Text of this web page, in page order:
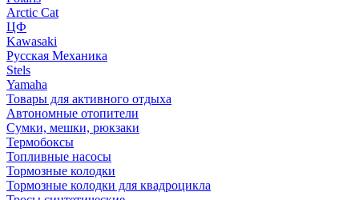
Arctic Cat
ЦФ
Kawasaki
Русская Механика
Stels
Yamaha
Товары для активного отдыха
Автономные отопители
Сумки, мешки, рюкзаки
Термобоксы
Топливные насосы
Тормозные колодки
Тормозные колодки для квадроцикла